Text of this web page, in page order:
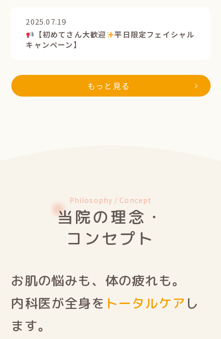
2025.07.19
【初めてさん大歓迎
平日限定フェイシャル
キャンペーン】
もっと見る
Philosophy / Concept
当院の理念・
コンセプト
お肌の悩みも、体の疲れも。
内科医が全身を トータルケア し
ます。